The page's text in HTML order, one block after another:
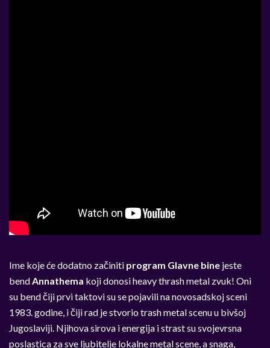
Ime koje će dodatno začiniti program Glavne bine jeste
bendAnnathema koji donosi heavy thrash metal zvuk! Oni
su bend čiji prvi taktovi su se pojavili na novosadskoj sceni
1983. godine, i čiji rad je stvorio trash metal scenu u bivšoj
Jugoslaviji. Njihova sirova i energija i strast su svojevrsna
poslastica za sve ljubitelje lokalne metal scene, a snaga,